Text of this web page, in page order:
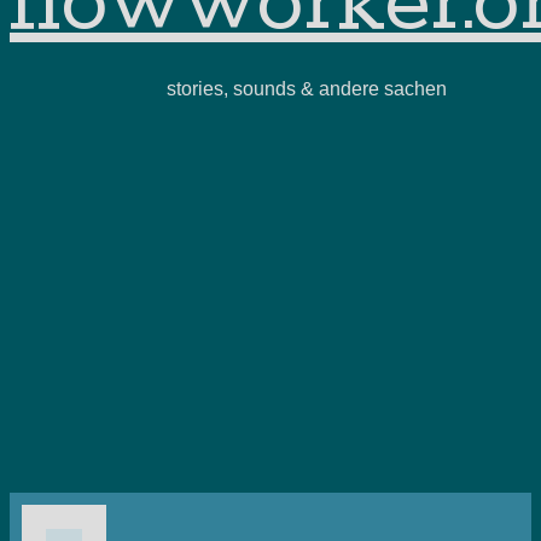
stories, sounds & andere sachen